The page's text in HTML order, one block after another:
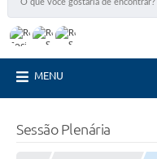
MENU
Sessão Plenária